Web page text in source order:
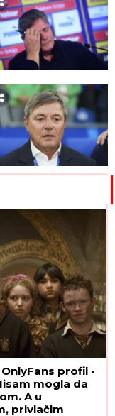
profil -
mogla da
A u
privlačim